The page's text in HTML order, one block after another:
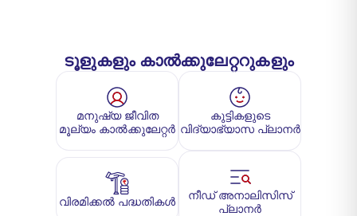
ടൂളുകളും കാൽക്കുലേറ്ററുകളും
മനുഷ്യ ജീവിത
മൂല്യം കാൽക്കുലേറ്റർ
കുട്ടികളുടെ
വിദ്യാഭ്യാസ പ്ലാനർ
വിരമിക്കൽ പദ്ധതികൾ
നീഡ് അനാലിസിസ്
പ്ലാനർ